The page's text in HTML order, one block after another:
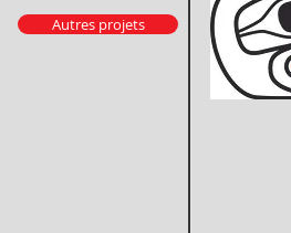
Autres projets